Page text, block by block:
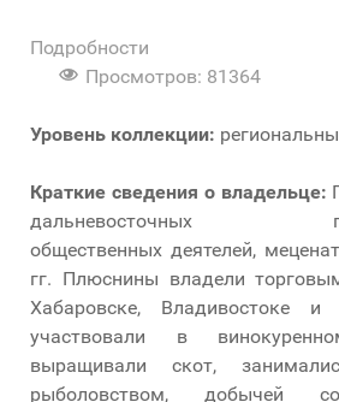
Подробности
Просмотров: 81364
Уровень коллекции:
Краткие сведения о владельце:
дальневосточных
общественных деятелей,
гг. Плюснины владели
Хабаровске, Владивостоке и
участвовали в
выращивали скот,
рыболовством, добычей